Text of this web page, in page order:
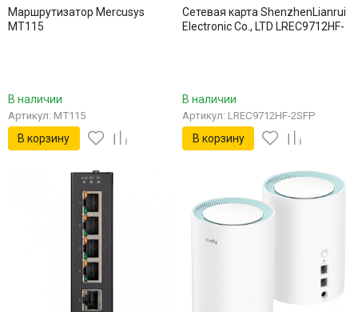
Маршрутизатор Mercusys
MT115
В наличии
Артикул: MT115
В корзину
Сетевая карта ShenzhenLianrui
Electronic Co., LTD LREC9712HF-
В наличии
Артикул: LREC9712HF-2SFP
В корзину